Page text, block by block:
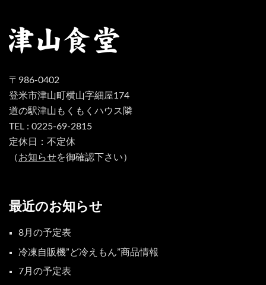
〒986-0402
登米市津山町横山字細屋174
道の駅津山もくもくハウス隣
TEL : 0225-69-2815
定休日：不定休
（お知らせを御確認下さい）
最近のお知らせ
8月の予定表
冷凍自販機”ど冷えもん”商品情報
7月の予定表